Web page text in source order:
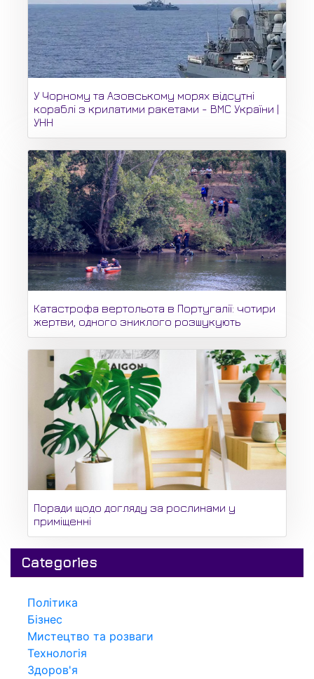
У Чорному та Азовському морях відсутні
кораблі з крилатими ракетами - ВМС України |
УНН
Катастрофа вертольота в Португалії: чотири
жертви, одного зниклого розшукують
Поради щодо догляду за рослинами у
приміщенні
Categories
Політика
Бізнес
Мистецтво та розваги
Технологія
Здоров'я